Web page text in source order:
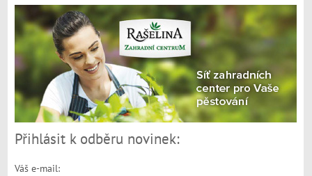
Přihlásit k odběru novinek:
Váš e-mail: